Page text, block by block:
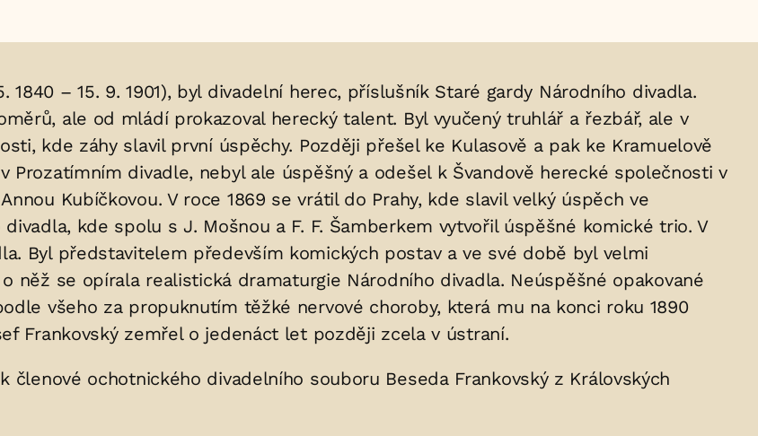
1840 – 15. 9. 1901), byl divadelní herec, příslušník Staré gardy Národního divadla.
ale od mládí prokazoval herecký talent. Byl vyučený truhlář a řezbář, ale v
kde záhy slavil první úspěchy. Později přešel ke Kulasově a pak ke Kramuelově
Prozatímním divadle, nebyl ale úspěšný a odešel k Švandově herecké společnosti v
Kubíčkovou. V roce 1869 se vrátil do Prahy, kde slavil velký úspěch ve
kde spolu s J. Mošnou a F. F. Šamberkem vytvořil úspěšné komické trio. V
Byl představitelem především komických postav a ve své době byl velmi
něž se opírala realistická dramaturgie Národního divadla. Neúspěšné opakované
všeho za propuknutím těžké nervové choroby, která mu na konci roku 1890
Frankovský zemřel o jedenáct let později zcela v ústraní.
členové ochotnického divadelního souboru Beseda Frankovský z Královských